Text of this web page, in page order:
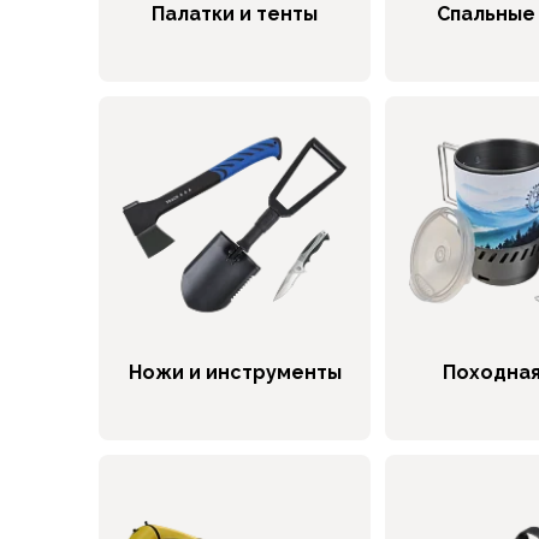
Брюки софтшелл и ветрозащита
Термофутболки
Термокальсоны
Термотрусы
Комбинезоны, изотермики
Футболки, лонгсливы
Толстовки, худи
Куртки софтшелл и ветрозащита
Палатки и тенты
Ножи и инструменты